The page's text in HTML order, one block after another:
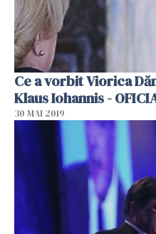
Ce a vorbit Viorica
Klaus Iohannis -
30 MAI 2019